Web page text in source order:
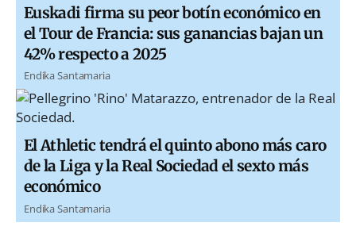
Euskadi firma su peor botín económico en
el Tour de Francia: sus ganancias bajan un
42% respecto a 2025
Endika Santamaria
El Athletic tendrá el quinto abono más caro
de la Liga y la Real Sociedad el sexto más
económico
Endika Santamaria